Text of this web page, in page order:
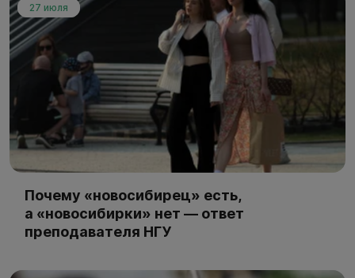
27 июля
Почему «новосибирец» есть,
а «новосибирки» нет — ответ
преподавателя НГУ